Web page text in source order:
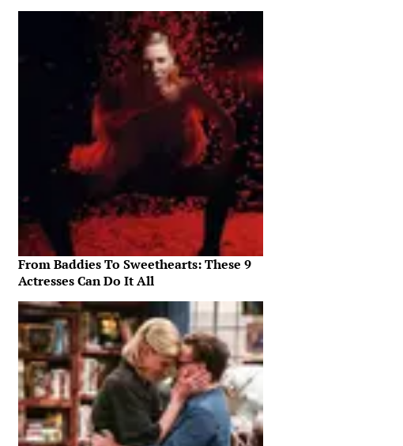
From Baddies To Sweethearts: These 9
Actresses Can Do It All